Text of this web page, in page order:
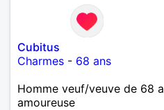
Cubitus
Charmes - 68 ans
Homme veuf/veuve de 68
amoureuse